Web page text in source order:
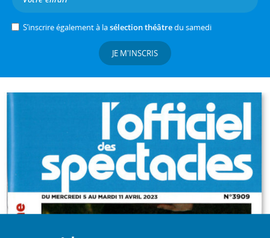
S’inscrire également à lasélection théâtredu samedi
JE M'INSCRIS